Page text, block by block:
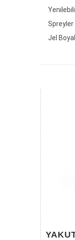
Spreyler
Jel